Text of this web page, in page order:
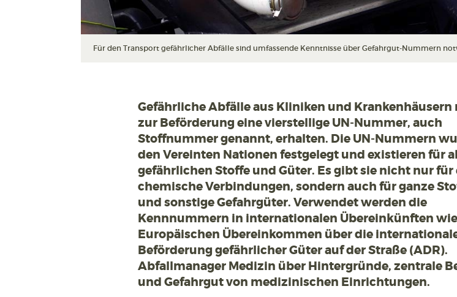
Für den Transport gefährlicher Abfälle sind umfassende Kenntnisse über Gefahrgut-Nummern
Gefährliche Abfälle aus Kliniken und Krankenhäusern
zur Beförderung eine vierstellige UN-Nummer, auch
Stoffnummer genannt, erhalten. Die UN-Nummern
den Vereinten Nationen festgelegt und existieren für
gefährlichen Stoffe und Güter. Es gibt sie nicht nur für
chemische Verbindungen, sondern auch für ganze
und sonstige Gefahrgüter. Verwendet werden die
Kennnummern in internationalen Übereinkünften
Europäischen Übereinkommen über die
Beförderung gefährlicher Güter auf der Straße (ADR).
Abfallmanager Medizin über Hintergründe, zentrale
und Gefahrgut von medizinischen Einrichtungen.